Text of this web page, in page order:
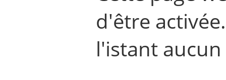
d'être
l'istant